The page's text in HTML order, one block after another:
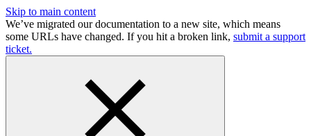
Skip to main content
We’ve migrated our documentation to a new site, which means
some URLs have changed. If you hit a broken link, submit a support
ticket.